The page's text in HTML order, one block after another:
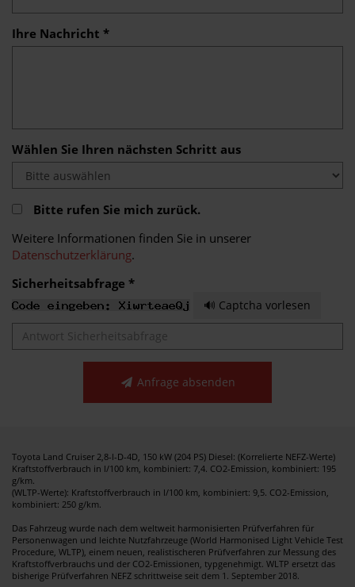
Ihre Nachricht *
Wählen Sie Ihren nächsten Schritt aus
Bitte rufen Sie mich zurück.
Weitere Informationen finden Sie in unserer
Datenschutzerklärung.
Sicherheitsabfrage *
🔊 Captcha vorlesen
Anfrage absenden
Toyota Land Cruiser 2,8-l-D-4D, 150 kW (204 PS) Diesel: (Korrelierte NEFZ-Werte)
Kraftstoffverbrauch in l/100 km, kombiniert: 7,4. CO2-Emission, kombiniert: 195
g/km.
(WLTP-Werte): Kraftstoffverbrauch in l/100 km, kombiniert: 9,5. CO2-Emission,
kombiniert: 250 g/km.
Das Fahrzeug wurde nach dem weltweit harmonisierten Prüfverfahren für
Personenwagen und leichte Nutzfahrzeuge (World Harmonised Light Vehicle Test
Procedure, WLTP), einem neuen, realistischeren Prüfverfahren zur Messung des
Kraftstoffverbrauchs und der CO2-Emissionen, typgenehmigt. WLTP ersetzt das
bisherige Prüfverfahren NEFZ schrittweise seit dem 1. September 2018.